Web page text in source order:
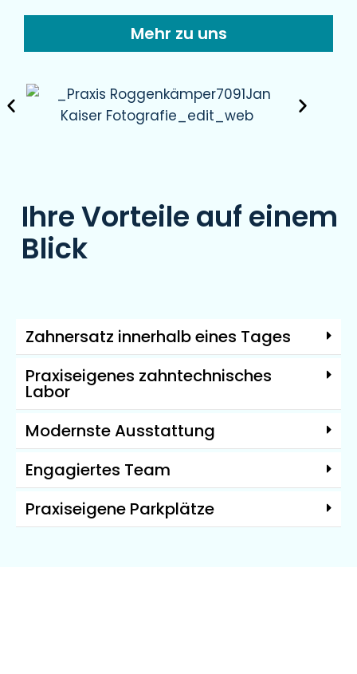
Mehr zu uns
Ihre Vorteile auf einem
Blick
Zahnersatz innerhalb eines Tages
Praxiseigenes zahntechnisches
Labor
Modernste Ausstattung
Engagiertes Team
Praxiseigene Parkplätze